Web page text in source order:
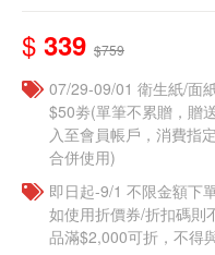
$ 339 $759
07/29-09/01 衛生紙/面
$50劵(單筆不累贈，贈
入至會員帳戶，消費指
合併使用)
即日起-9/1 不限金額下
如使用折價券/折扣碼則
品滿$2,000可折，不得